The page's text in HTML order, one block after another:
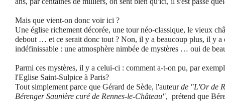
Mais que vient-on donc voir ici ?
Une église richement décorée, une tour néo-classique, le vieux
debout … et ce serait donc tout ? Non, il y a beaucoup plus, il y a
indéfinissable : une atmosphère nimbée de mystères … oui de
Parmi ces mystères, il y a celui-ci : comment a-t-on pu, par
l'Eglise Saint-Sulpice à Paris?
Tout simplement parce que Gérard de Sède, l'auteurde "L'Or de
Bérenger Saunière curé de Rennes-le-Château", prétend que